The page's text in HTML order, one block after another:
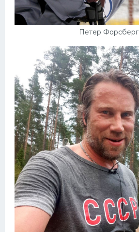
Петер Форсберг